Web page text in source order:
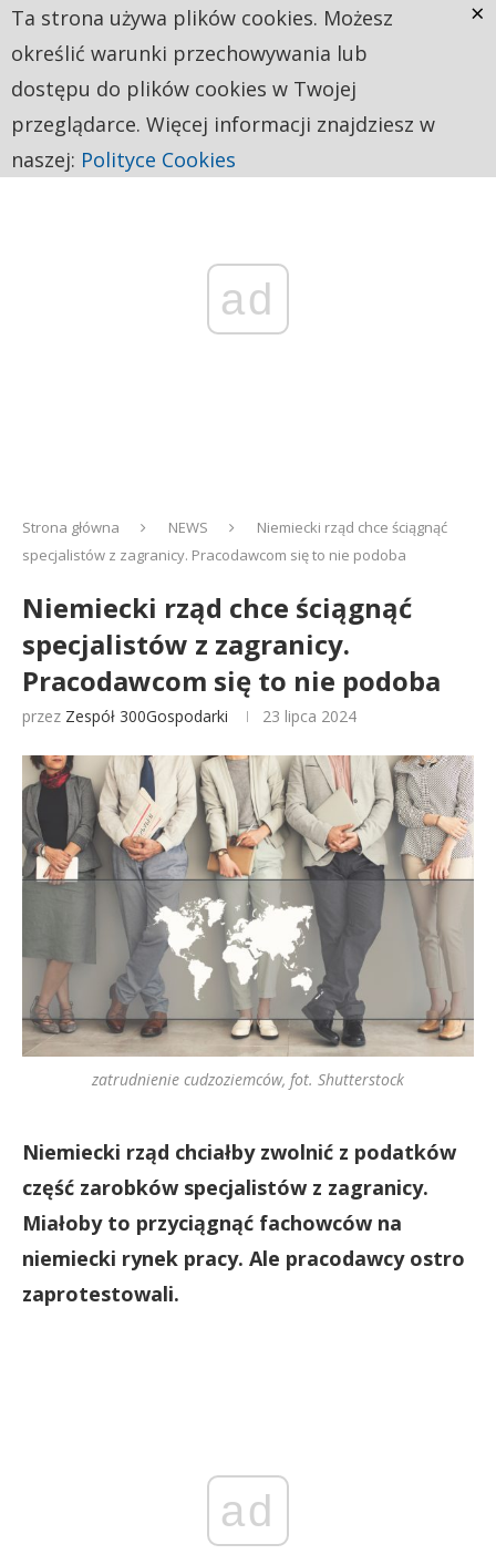
ad
Strona główna NEWS
Niemiecki rząd chce ściągnąć
specjalistów z zagranicy. Pracodawcom się to nie podoba
Niemiecki rząd chce ściągnąć
specjalistów z zagranicy.
Pracodawcom się to nie podoba
przez Zespół 300Gospodarki 23 lipca 2024
zatrudnienie cudzoziemców, fot. Shutterstock
Niemiecki rząd chciałby zwolnić z podatków
część zarobków specjalistów z zagranicy.
Miałoby to przyciągnąć fachowców na
niemiecki rynek pracy. Ale pracodawcy ostro
zaprotestowali.
ad
Ta strona używa plików cookies. Możesz
określić warunki przechowywania lub
dostępu do plików cookies w Twojej
przeglądarce. Więcej informacji znajdziesz w
naszej: Polityce Cookies
×